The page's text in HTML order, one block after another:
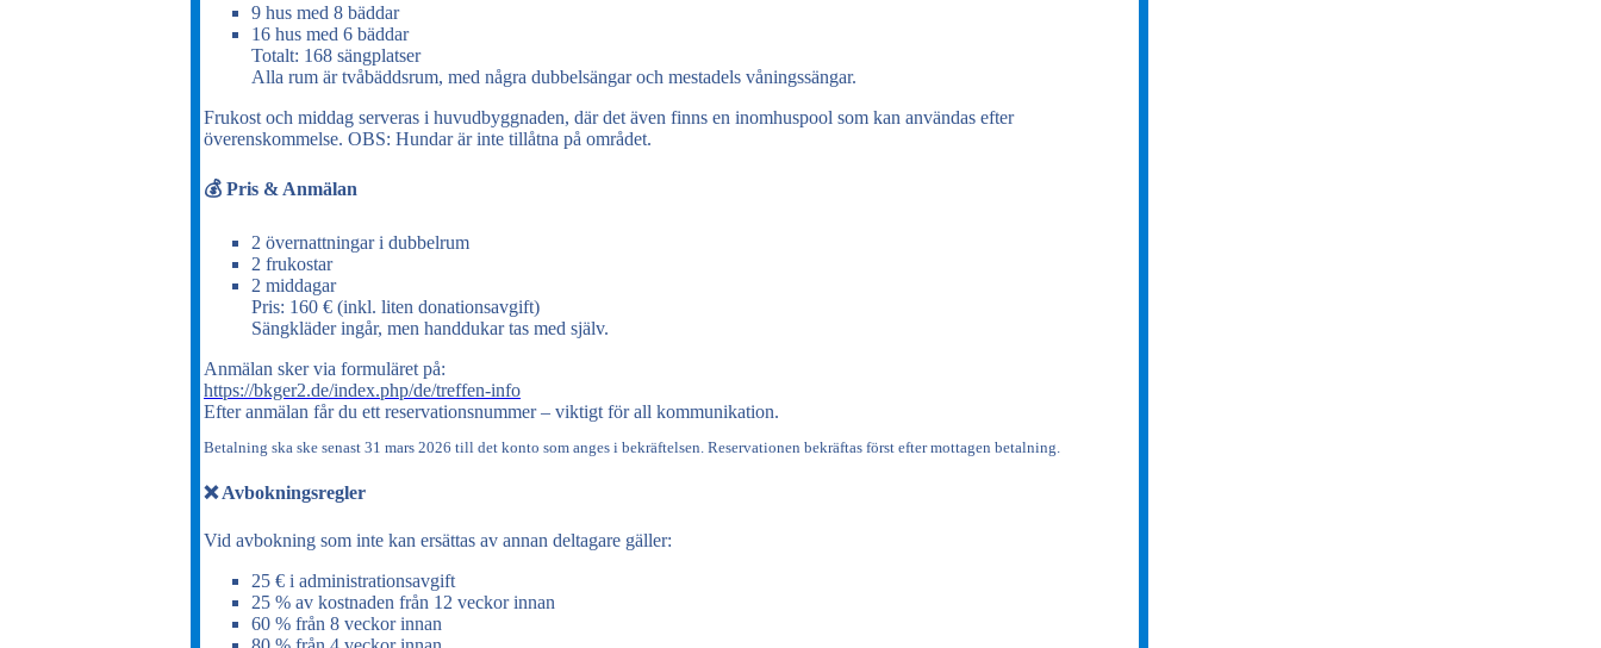
9 hus med 8 bäddar
16 hus med 6 bäddar
Totalt: 168 sängplatser
Alla rum är tvåbäddsrum, med några dubbelsängar och mestadels våningssängar.
Frukost och middag serveras i huvudbyggnaden, där det även finns en inomhuspool som kan användas efter
överenskommelse. OBS: Hundar är inte tillåtna på området.
💰 Pris & Anmälan
2 övernattningar i dubbelrum
2 frukostar
2 middagar
Pris: 160 € (inkl. liten donationsavgift)
Sängkläder ingår, men handdukar tas med själv.
Anmälan sker via formuläret på:
https://bkger2.de/index.php/de/treffen-info
Efter anmälan får du ett reservationsnummer – viktigt för all kommunikation.
Betalning ska ske senast 31 mars 2026 till det konto som anges i bekräftelsen. Reservationen bekräftas först efter mottagen betalning.
❌ Avbokningsregler
Vid avbokning som inte kan ersättas av annan deltagare gäller:
25 € i administrationsavgift
25 % av kostnaden från 12 veckor innan
60 % från 8 veckor innan